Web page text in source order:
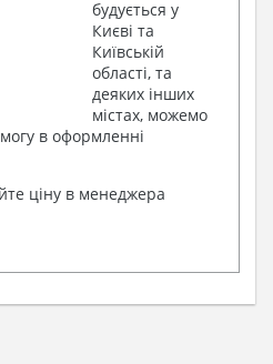
будується у
Києві та
Київській
області, та
деяких інших
містах, можемо
в оформленні
ціну в менеджера